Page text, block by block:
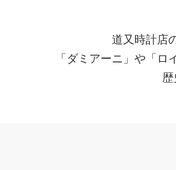
道又時計店
「ダミアーニ」や「